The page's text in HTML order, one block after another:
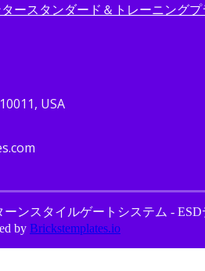
ースタンダード＆トレーニング
USA
ーンスタイルゲートシステム - ESD
by Brickstemplates.io